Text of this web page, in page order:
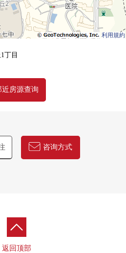
6分钟(约420m)
分钟(约280m)
利用規約
丁目
近房源查询
咨询方式
返回顶部